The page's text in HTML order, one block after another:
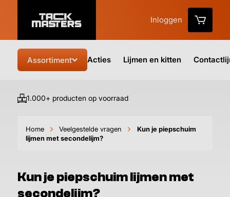
Inloggen
Assortiment Acties Lijmen en kitten
1.000+ producten op voorraad
Home Veelgestelde vragen
Kun je piepschuim
lijmen met secondelijm?
Kun je piepschuim lijmen met
secondelijm?